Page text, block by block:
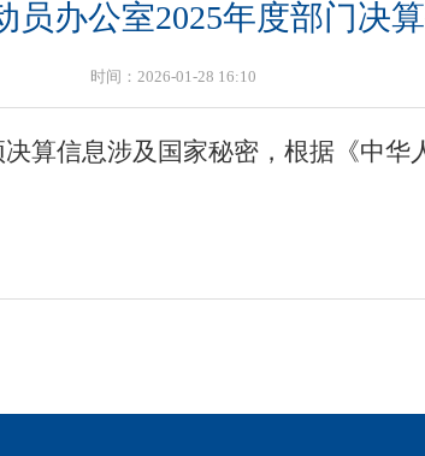
员办公室2025年度部门决
时间：2026-01-28 16:10
决算信息涉及国家秘密，根据《中